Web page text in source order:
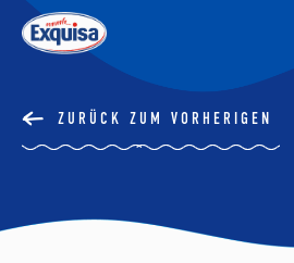
ZURÜCK ZUM VORHERIGEN